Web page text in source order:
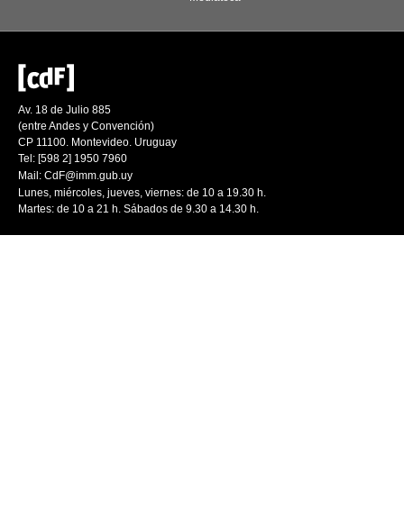
Av. 18 de Julio 885
(entre Andes y Convención)
CP 11100. Montevideo. Uruguay
Tel: [598 2] 1950 7960
Mail: CdF@imm.gub.uy
Lunes, miércoles, jueves, viernes: de 10 a 19.30 h.
Martes: de 10 a 21 h. Sábados de 9.30 a 14.30 h.